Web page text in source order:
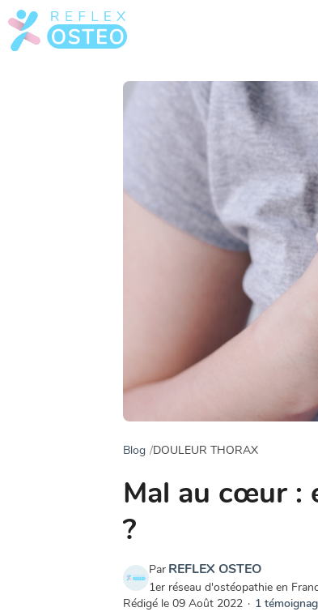
Blog DOULEUR THORAX
Mal au cœur :
?
Par REFLEX OSTEO
1er réseau d'ostéopathie en
Rédigé le 09 Août 2022 · 1